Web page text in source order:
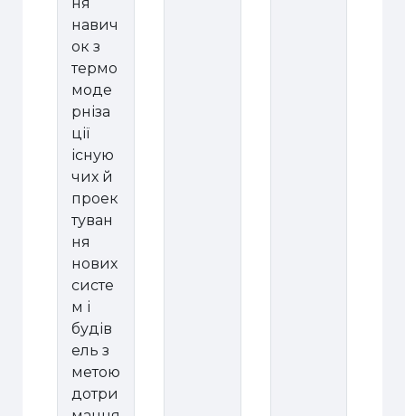
навич
ок з
термо
моде
рніза
ції
існую
чих й
проек
туван
ня
нових
систе
м і
будів
ель з
метою
дотри